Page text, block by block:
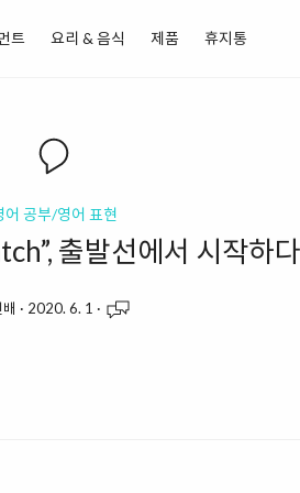
트 요리 & 음식 제품 휴지통
어 공부/영어 표현
출발선에서 시작하
· 2020. 6. 1 ·